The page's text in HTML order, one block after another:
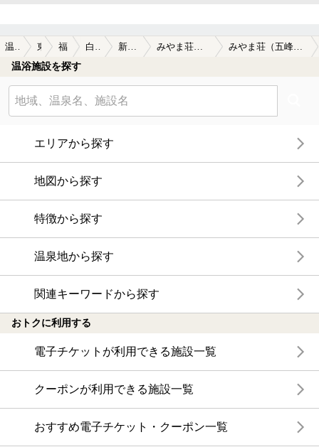
東北 福島県 新甲子温泉 みやま荘（五峰荘別館） みやま荘（五峰荘別館）の口コミ一覧
温浴施設を探す
エリアから探す
地図から探す
特徴から探す
温泉地から探す
関連キーワードから探す
おトクに利用する
電子チケットが利用できる施設一覧
クーポンが利用できる施設一覧
おすすめ電子チケット・クーポン一覧